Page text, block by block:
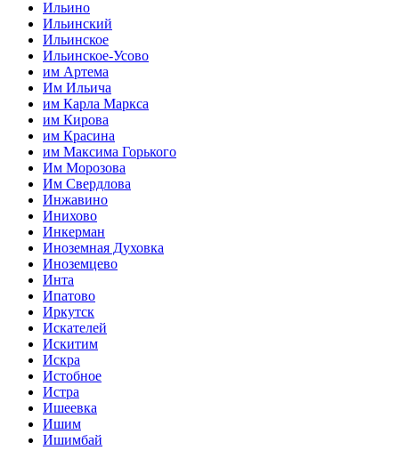
Ильино
Ильинский
Ильинское
Ильинское-Усово
им Артема
Им Ильича
им Карла Маркса
им Кирова
им Красина
им Максима Горького
Им Морозова
Им Свердлова
Инжавино
Инихово
Инкерман
Иноземная Духовка
Иноземцево
Инта
Ипатово
Иркутск
Искателей
Искитим
Искра
Истобное
Истра
Ишеевка
Ишим
Ишимбай